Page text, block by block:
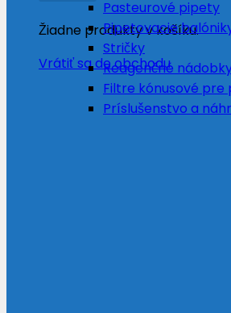
Žiadne produkty v košíku.
Vrátiť sa do obchodu
Pasteurové pipety
Pipetovacie
Stričky
Reagenčné
Filtre kónusové pre
Príslušenstvo a